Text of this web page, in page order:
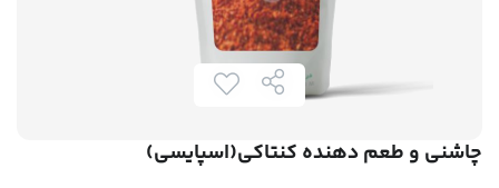
چاشنی و طعم دهنده کنتاکی(اسپایسی)